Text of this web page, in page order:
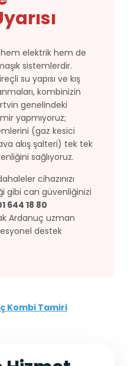
elektrik hem de
sistemlerdir.
su yapısı ve kış
kombinizin
genelindeki
yapmıyoruz;
(gaz kesici
akış şalteri) tek tek
sağlıyoruz.
cihazınızı
gibi can güvenliğinizi
644 18 80
Ardanuç uzman
destek
Kombi Tamiri